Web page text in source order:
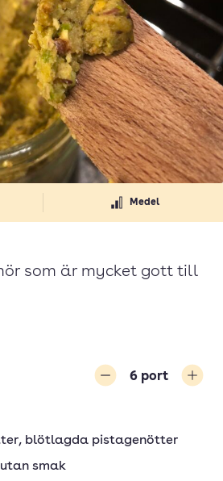
Medel
som är mycket gott till
6 port
, blötlagda pistagenötter
utan smak